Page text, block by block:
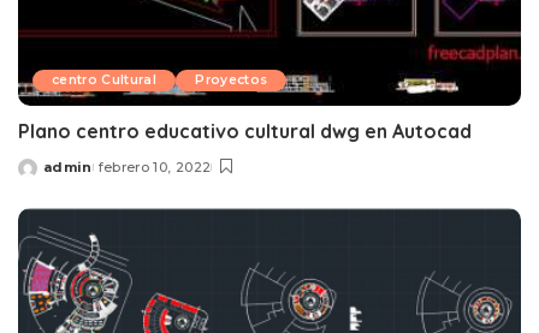
centro Cultural Proyectos
Plano centro educativo cultural dwg en Autocad
Posted
admin febrero 10, 2022